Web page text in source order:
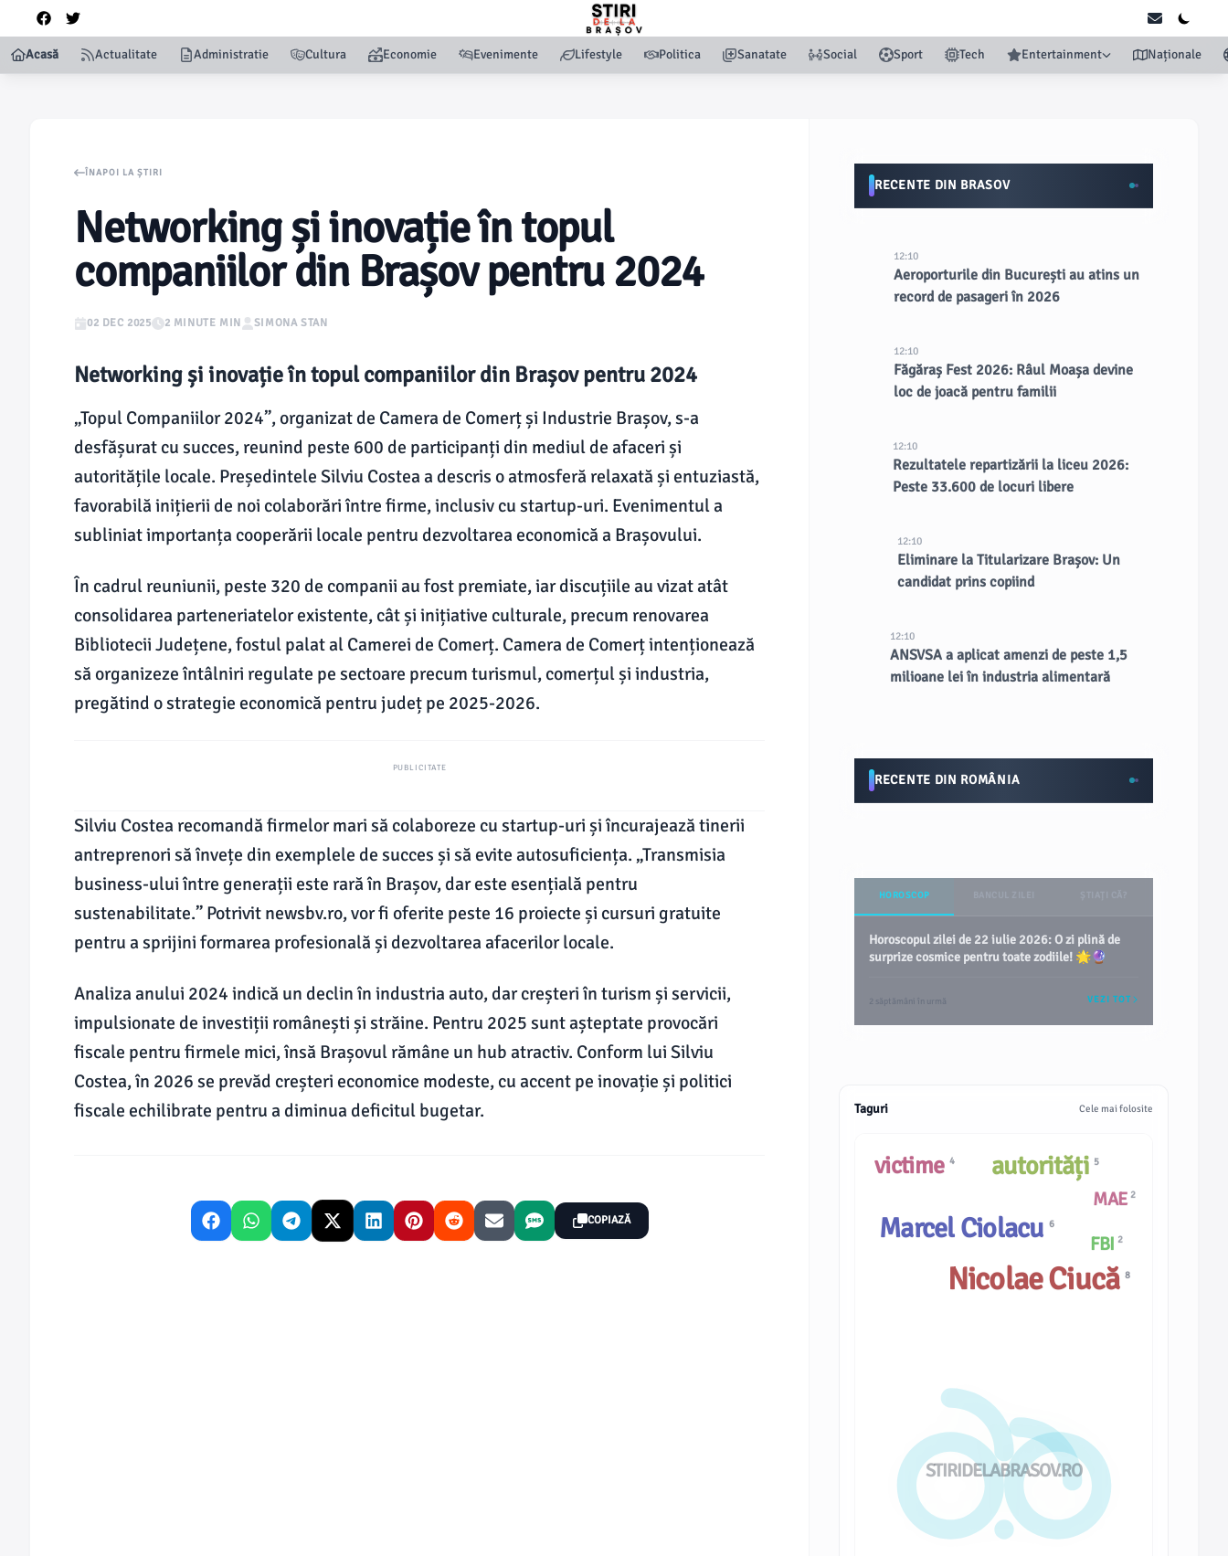
Acasă Actualitate Administratie Cultura Economie Evenimente Lifestyle Politica Sanatate Social Sport Tech Entertainment Naționale
ÎNAPOI LA ȘTIRI
Networking și inovație în topul
companiilor din Brașov pentru 2024
02 DEC 2025 2 MINUTE MIN SIMONA STAN
Networking și inovație în topul companiilor din Brașov pentru 2024
„Topul Companiilor 2024”, organizat de Camera de Comerț și Industrie Brașov, s-a
desfășurat cu succes, reunind peste 600 de participanți din mediul de afaceri și
autoritățile locale. Președintele Silviu Costea a descris o atmosferă relaxată și entuziastă,
favorabilă inițierii de noi colaborări între firme, inclusiv cu startup-uri. Evenimentul a
subliniat importanța cooperării locale pentru dezvoltarea economică a Brașovului.
În cadrul reuniunii, peste 320 de companii au fost premiate, iar discuțiile au vizat atât
consolidarea parteneriatelor existente, cât și inițiative culturale, precum renovarea
Bibliotecii Județene, fostul palat al Camerei de Comerț. Camera de Comerț intenționează
să organizeze întâlniri regulate pe sectoare precum turismul, comerțul și industria,
pregătind o strategie economică pentru județ pe 2025-2026.
PUBLICITATE
Silviu Costea recomandă firmelor mari să colaboreze cu startup-uri și încurajează tinerii
antreprenori să învețe din exemplele de succes și să evite autosuficiența. „Transmisia
business-ului între generații este rară în Brașov, dar este esențială pentru
sustenabilitate.” Potrivit newsbv.ro, vor fi oferite peste 16 proiecte și cursuri gratuite
pentru a sprijini formarea profesională și dezvoltarea afacerilor locale.
Analiza anului 2024 indică un declin în industria auto, dar creșteri în turism și servicii,
impulsionate de investiții românești și străine. Pentru 2025 sunt așteptate provocări
fiscale pentru firmele mici, însă Brașovul rămâne un hub atractiv. Conform lui Silviu
Costea, în 2026 se prevăd creșteri economice modeste, cu accent pe inovație și politici
fiscale echilibrate pentru a diminua deficitul bugetar.
COPIAZĂ
RECENTE DIN BRASOV
12:10
Aeroporturile din București au atins un
record de pasageri în 2026
12:10
Făgăraș Fest 2026: Râul Moașa devine
loc de joacă pentru familii
12:10
Rezultatele repartizării la liceu 2026:
Peste 33.600 de locuri libere
12:10
Eliminare la Titularizare Brașov: Un
candidat prins copiind
12:10
ANSVSA a aplicat amenzi de peste 1,5
milioane lei în industria alimentară
RECENTE DIN ROMÂNIA
HOROSCOP
Horoscopul zilei de 22 iulie 2026: O zi plină de
surprize cosmice pentru toate zodiile! 🌟🔮
2 săptămâni în urmă VEZI TOT
Taguri Cele mai folosite
STIRIDELABRASOV.RO
FBI 2
Marcel Ciolacu 6
autorități 5
MAE 2
Nicolae Ciucă8
victime 4